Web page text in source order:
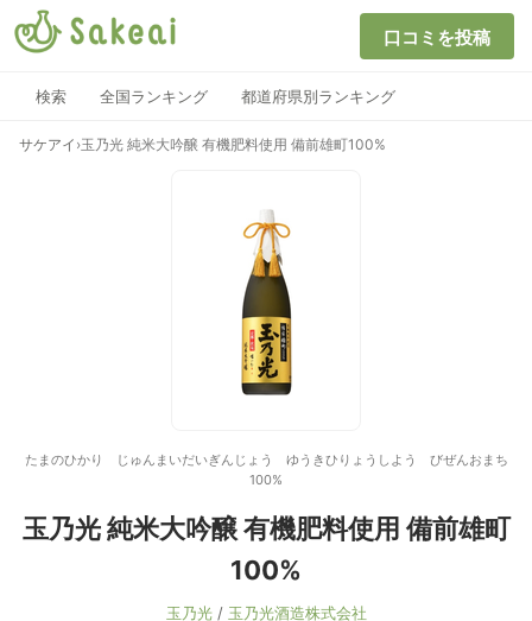
口コミを投稿
検索 全国ランキング 都道府県別ランキング
サケアイ ›玉乃光 純米大吟醸 有機肥料使用 備前雄町100%
たまのひかり じゅんまいだいぎんじょう ゆうきひりょうしよう びぜんおまち
100%
玉乃光 純米大吟醸 有機肥料使用 備前雄町
100%
玉乃光/ 玉乃光酒造株式会社